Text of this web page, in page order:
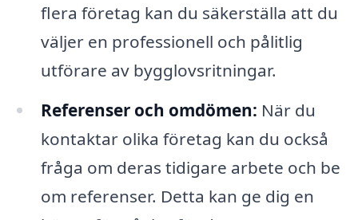
flera företag kan du säkerställa att du
väljer en professionell och pålitlig
utförare av bygglovsritningar.
Referenser och omdömen: När du
kontaktar olika företag kan du också
fråga om deras tidigare arbete och be
om referenser. Detta kan ge dig en